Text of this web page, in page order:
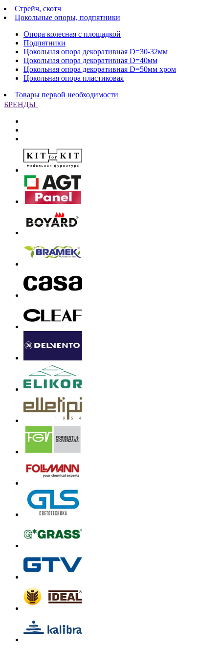
Стрейч, скотч
Цокольные опоры, подпятники
Опора колесная с площадкой
Подпятники
Цокольная опора декоративная D=30-32мм
Цокольная опора декоративная D=40мм
Цокольная опора декоративная D=50мм хром
Цокольная опора пластиковая
Товары первой необходимости
БРЕНДЫ